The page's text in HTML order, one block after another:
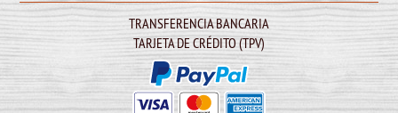
TRANSFERENCIA BANCARIA
TARJETA DE CRÉDITO (TPV)